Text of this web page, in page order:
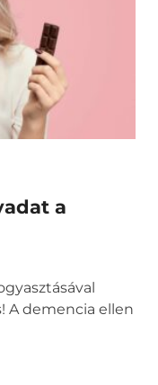
a
A demencia ellen